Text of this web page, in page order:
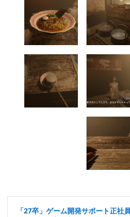
「27卒」ゲーム開発サポート正社